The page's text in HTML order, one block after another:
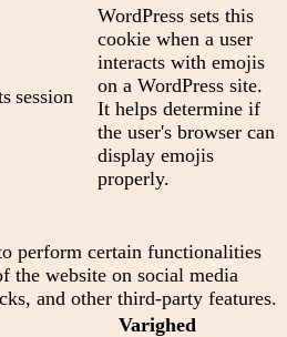
session
WordPress sets this
cookie when a user
interacts with emojis
on a WordPress site.
It helps determine if
the user's browser can
display emojis
properly.
perform certain functionalities
the website on social media
and other third-party features.
Varighed